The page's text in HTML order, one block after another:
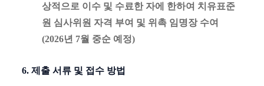
상적으로 이수 및 수료한 자에 한하여 치유표준
원 심사위원 자격 부여 및 위촉 임명장 수여
(2026년 7월 중순 예정)
6. 제출 서류 및 접수 방법